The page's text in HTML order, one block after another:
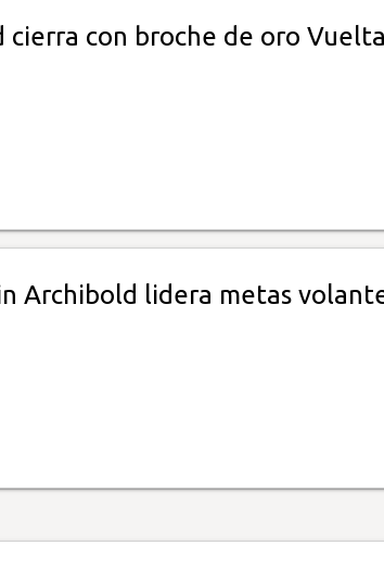
cierra con broche de oro
Archibold lidera metas